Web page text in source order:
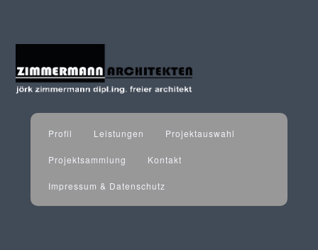
Profil Leistungen Projektauswahl
Projektsammlung Kontakt
Impressum & Datenschutz